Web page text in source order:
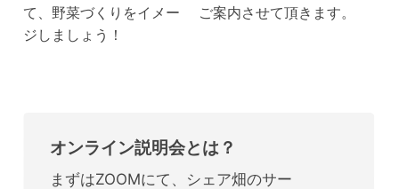
て、野菜づくりをイメー
ジしましょう！
ご案内させて頂きます。
オンライン説明会とは？
まずはZOOMにて、シェア畑のサー